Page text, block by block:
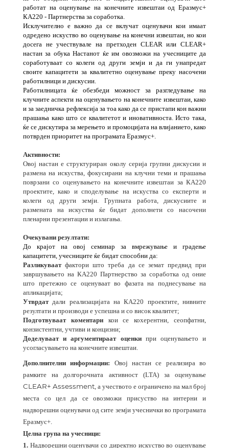
работат на оценување на конечните извештаи од Еразмус+
КА220 - Партнерства за соработка.
Исклучително е важно да се вклучат оценувачи кои имаат
одредено искуство во оценување на конечни извештаи, но кои
досега не учествувале на претходен CLEAR или CLEAR+
настан за обука Настанот ќе им овозможи на учесниците да
соработуваат со колеги од други земји и да ги унапредат
своите капацитети за квалитетно оценување преку насочени
работилници и дискусии.
Работилницата ќе обезбеди можност за разгледување на
клучните аспекти на оценувањето на конечните извештаи, како
и за заедничка рефлексија за тоа како да се пристапи кон важни
прашања како што се квалитетот и иновативноста. Исто така,
ќе се дискутира за мерењето и промоцијата на влијанието, како
потврден приоритет на програмата Еразмус+.
Активности:
Овој настан е структуриран околу серија групни дискусии и
размена на искуства, фокусирани на клучни теми и прашања
поврзани со оценувањето на конечните извештаи за КА220
проектите, како и споделување на искуства со експерти и
колеги од други земји. Групната работа, дискусиите и
размената на искуства ќе бидат дополнети со насочени
пленарни презентации и излагања.
Очекувани резултати:
До крајот на овој семинар за вмрежување и градење
капацитети, учесниците ќе бидат способни да:
Разликуваатфактори што треба да се земат предвид при
завршувањето на КА220 Партнерство за соработка од оние
што претежно се оценуваат во фазата на поднесување на
апликацијата;
Утврдатдали реализацијата на КА220 проектите, нивните
резултати и производи е успешна и со висок квалитет;
Подготвуваат коментарикои се кохерентни, сеопфатни,
конзистентни, учтиви и концизни;
Доделуваат и аргументираат оценкипри оценувањето и
усогласувањето на конечните извештаи.
Дополнителни информации: Овој настан се реализира во
рамките на долгорочната активност (LTA) за оценување
CLEAR+ Assessment, а учеството е ограничено на мал број
места со цел да се овозможи присуство на интерни и
надворешни оценувачи од сите земји учеснички во програмата
Еразмус+.
Целна група на учесници:
1. Надворешни оценувачи со директно искуство во оценување